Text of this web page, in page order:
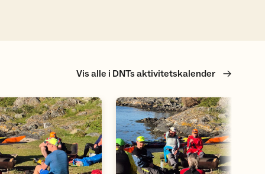
Vis alle i DNTs aktivitetskalender